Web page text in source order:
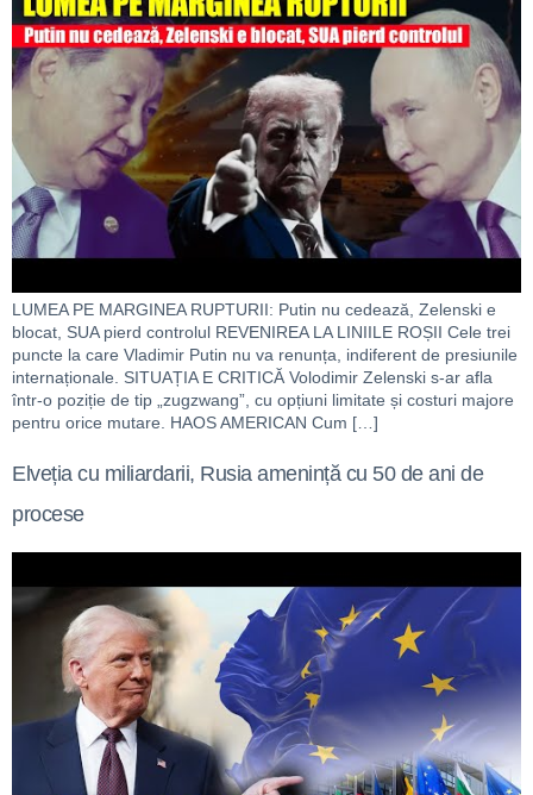
LUMEA PE MARGINEA RUPTURII: Putin nu cedează, Zelenski e
blocat, SUA pierd controlul REVENIREA LA LINIILE ROȘII Cele trei
puncte la care Vladimir Putin nu va renunța, indiferent de presiunile
internaționale. SITUAȚIA E CRITICĂ Volodimir Zelenski s-ar afla
într-o poziție de tip „zugzwang”, cu opțiuni limitate și costuri majore
pentru orice mutare. HAOS AMERICAN Cum […]
Elveția cu miliardarii, Rusia amenință cu 50 de ani de
procese